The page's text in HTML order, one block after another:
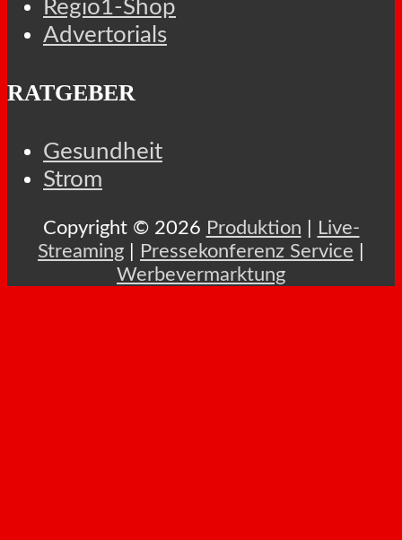
Regio1-Shop
Advertorials
RATGEBER
Gesundheit
Strom
Copyright © 2026 Produktion
Live-
Streaming
Pressekonferenz Service
Werbevermarktung